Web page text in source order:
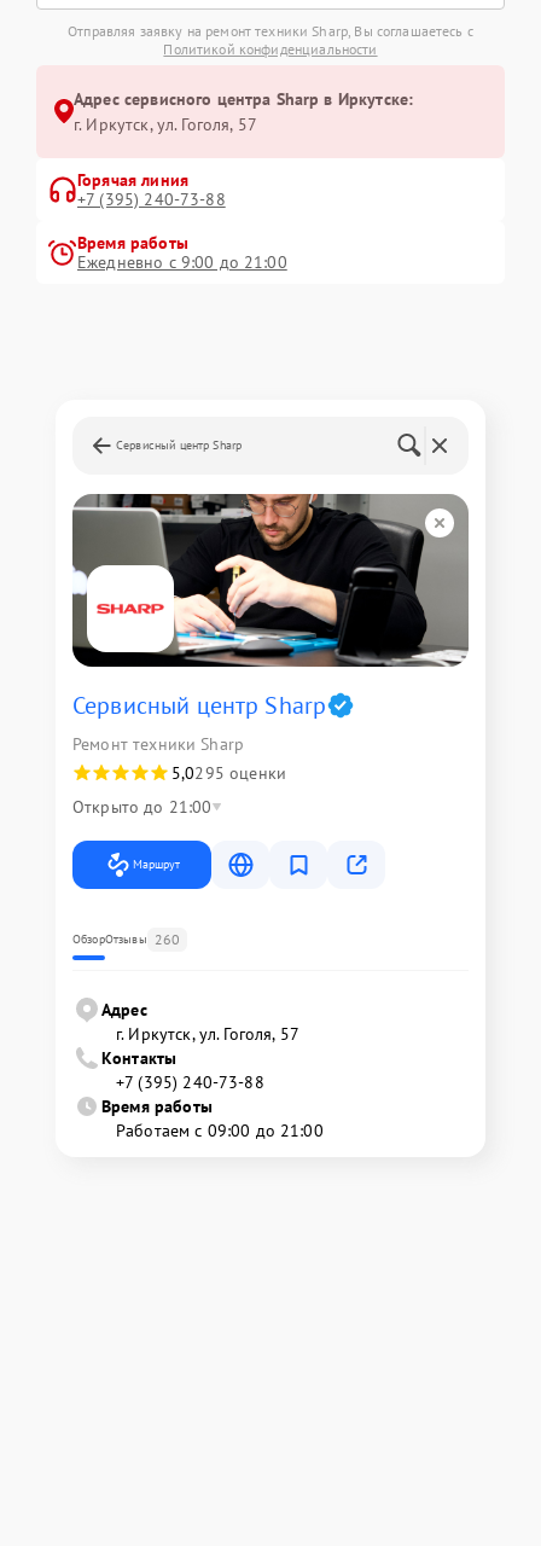
Отправляя заявку на ремонт техники Sharp, Вы соглашаетесь с
Политикой конфиденциальности
Адрес сервисного центра Sharp в Иркутске:
г. Иркутск, ул. ​Гоголя, 57
Горячая линия
+7 (395) 240-73-88
Время работы
Ежедневно с 9:00 до 21:00
Сервисный центр Sharp
Сервисный центр Sharp
Ремонт техники Sharp
5,0295 оценки
Открыто до 21:00
Маршрут
ОбзорОтзывы 260
Адрес
г. Иркутск, ул. ​Гоголя, 57
Контакты
+7 (395) 240-73-88
Время работы
Работаем с 09:00 до 21:00